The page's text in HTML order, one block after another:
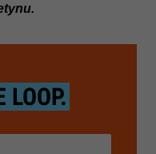
LOOP.